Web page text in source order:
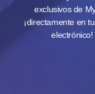
exclusivos de
¡directamente en
electrónico!